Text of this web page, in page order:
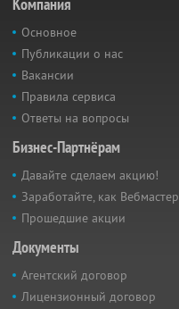
Компания
Основное
Публикации о нас
Вакансии
Правила сервиса
Ответы на вопросы
Бизнес-Партнёрам
Давайте сделаем акцию!
Заработайте, как Вебмастер
Прошедшие акции
Документы
Агентский договор
Лицензионный договор